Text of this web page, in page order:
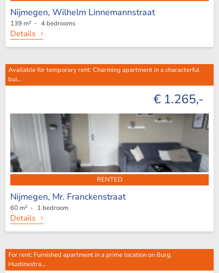
Nijmegen, Wilhelm Linnemannstraat
139 m² - 4 bedrooms
Details
Available for temporary rent: Charming apartment in a characterful
bui...
€ 1.265,-
RENTED
Nijmegen, Mr. Franckenstraat
60 m² - 1 bedroom
Details
For rent: Furnished apartment in a prime location on Burg.
Hustinxstra...